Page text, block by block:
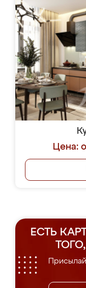
Цена:
ЕСТЬ